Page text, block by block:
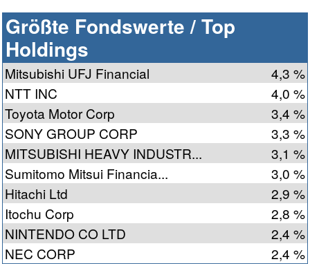
Größte Fondswerte / Top
Holdings
Mitsubishi UFJ Financial
4,3 %
NTT INC
4,0 %
Toyota Motor Corp
3,4 %
SONY GROUP CORP
3,3 %
MITSUBISHI HEAVY INDUSTR...
3,1 %
Sumitomo Mitsui Financia...
3,0 %
Hitachi Ltd
2,9 %
Itochu Corp
2,8 %
NINTENDO CO LTD
2,4 %
NEC CORP
2,4 %